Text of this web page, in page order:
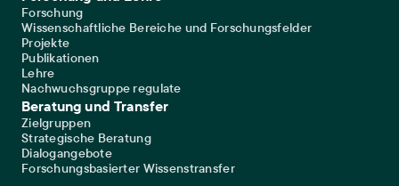
Forschung
Wissenschaftliche Bereiche und Forschungsfelder
Projekte
Publikationen
Lehre
Nachwuchsgruppe regulate
Beratung und Transfer
Zielgruppen
Strategische Beratung
Dialogangebote
Forschungsbasierter Wissenstransfer